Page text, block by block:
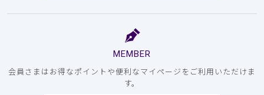
MEMBER
会員さまはお得なポイントや便利なマイページをご利用いただけま
す。